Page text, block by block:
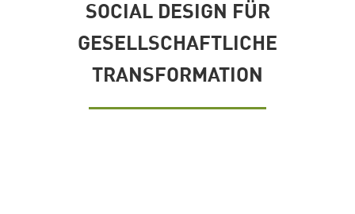
SOCIAL DESIGN FÜR
GESELLSCHAFTLICHE
TRANSFORMATION